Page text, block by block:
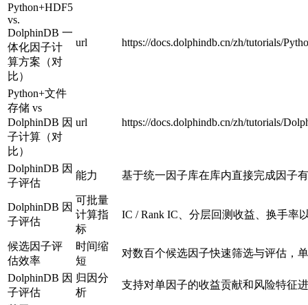
Python+HDF5
vs.
DolphinDB 一
体化因子计
算方案（对
比）
url https://docs.dolphindb.cn/zh/tutorials/
Python+文件
存储 vs
DolphinDB 因
子计算（对
比）
url https://docs.dolphindb.cn/zh/tutorials/
DolphinDB 因
子评估
能力 基于统一因子库在库内直接完成因子
DolphinDB 因
子评估
可批量
计算指
标
IC / Rank IC、分层回测收益、换手率
候选因子评
估效率
时间缩
短
对数百个候选因子快速筛选与评估，
DolphinDB 因
子评估
归因分
析
支持对单因子的收益贡献和风险特征